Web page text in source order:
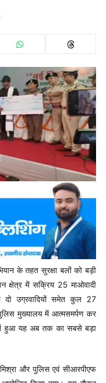
के तहत सुरक्षा बलों को बड़ी
क्षेत्र में सक्रिय 25 माओवादी
उग्रवादियों समेत कुल 27
मुख्यालय में आत्मसमर्पण कर
में हुआ यह अब तक का सबसे बड़ा
मिश्रा और पुलिस एवं सीआरपीएफ